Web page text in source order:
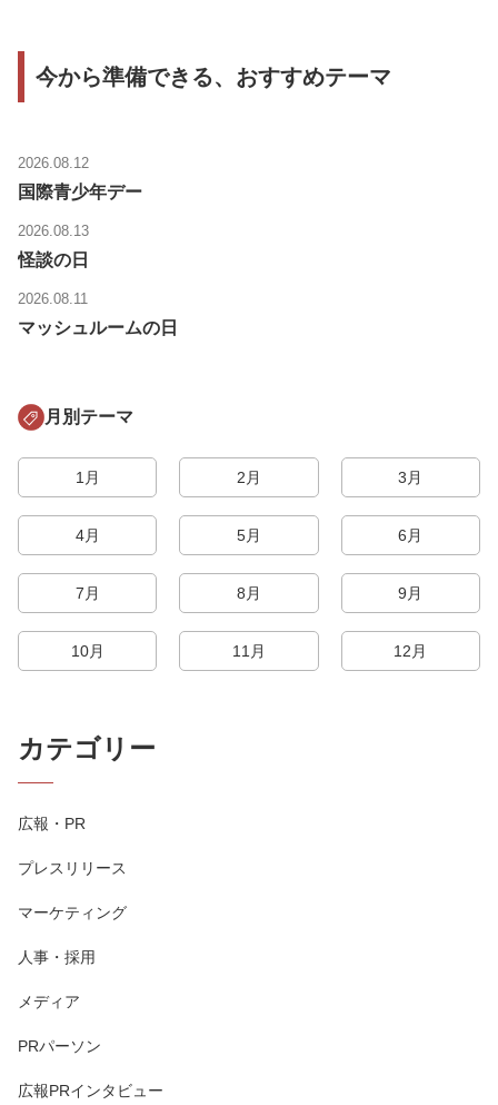
今から準備できる、おすすめテーマ
2026.08.12
国際青少年デー
2026.08.13
怪談の日
2026.08.11
マッシュルームの日
月別テーマ
1月 2月 3月
4月 5月 6月
7月 8月 9月
10月 11月 12月
カテゴリー
広報・PR
プレスリリース
マーケティング
人事・採用
メディア
PRパーソン
広報PRインタビュー